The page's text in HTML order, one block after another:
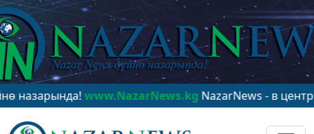
www.NazarNews.kgNazarNews - в центре